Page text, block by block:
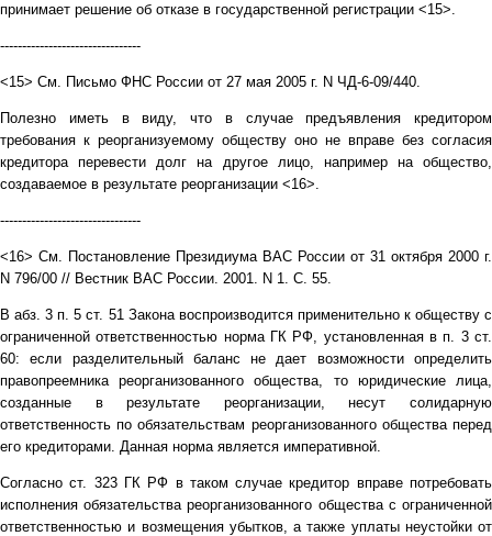
принимает решение об отказе в государственной регистрации <15>.
--------------------------------
<15> См. Письмо ФНС России от 27 мая 2005 г. N ЧД-6-09/440.
Полезно иметь в виду, что в случае предъявления кредитором
требования к реорганизуемому обществу оно не вправе без согласия
кредитора перевести долг на другое лицо, например на общество,
создаваемое в результате реорганизации <16>.
--------------------------------
<16> См. Постановление Президиума ВАС России от 31 октября 2000 г.
N 796/00 // Вестник ВАС России. 2001. N 1. С. 55.
В абз. 3 п. 5 ст. 51 Закона воспроизводится применительно к обществу с
ограниченной ответственностью норма ГК РФ, установленная в п. 3 ст.
60: если разделительный баланс не дает возможности определить
правопреемника реорганизованного общества, то юридические лица,
созданные в результате реорганизации, несут солидарную
ответственность по обязательствам реорганизованного общества перед
его кредиторами. Данная норма является императивной.
Согласно ст. 323 ГК РФ в таком случае кредитор вправе потребовать
исполнения обязательства реорганизованного общества с ограниченной
ответственностью и возмещения убытков, а также уплаты неустойки от